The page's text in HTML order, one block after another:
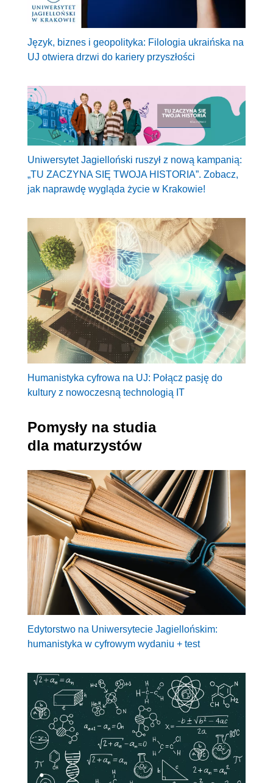
Język, biznes i geopolityka: Filologia ukraińska na
UJ otwiera drzwi do kariery przyszłości
Uniwersytet Jagielloński ruszył z nową kampanią:
„TU ZACZYNA SIĘ TWOJA HISTORIA”. Zobacz,
jak naprawdę wygląda życie w Krakowie!
Humanistyka cyfrowa na UJ: Połącz pasję do
kultury z nowoczesną technologią IT
Pomysły na studia
dla maturzystów
Edytorstwo na Uniwersytecie Jagiellońskim:
humanistyka w cyfrowym wydaniu + test